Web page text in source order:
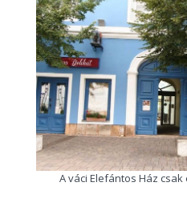
A váci Elefántos Ház